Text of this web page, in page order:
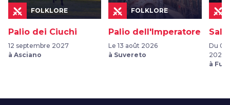
FOLKLORE
Palio dei Ciuchi
12 septembre 2027
à Asciano
FOLKLORE
Palio dell'Imperatore
Le 13 août 2026
à Suvereto
Du 05
2026
à